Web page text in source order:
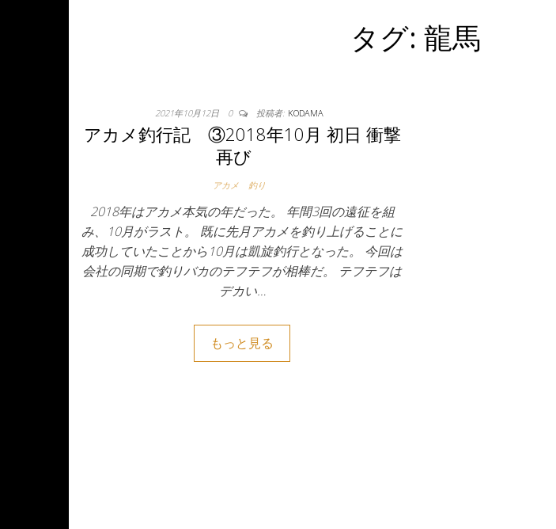
タグ:龍馬
2021年10月12日 0 投稿者: KODAMA
アカメ釣行記 ③2018年10月 初日 衝撃
再び
アカメ 釣り
2018年はアカメ本気の年だった。 年間3回の遠征を組
み、10月がラスト。 既に先月アカメを釣り上げることに
成功していたことから10月は凱旋釣行となった。 今回は
会社の同期で釣りバカのテフテフが相棒だ。 テフテフは
デカい…
もっと見る